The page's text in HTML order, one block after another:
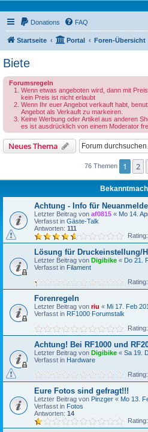
Donations FAQ
Startseite Portal Foren-Übersicht
Biete
Forumsregeln
Wenn etwas angeboten wird, dann mit
kein Preis ist nicht erlaubt
Wenn Ihr euer Angebot verkauft habt,
Angebot als Verkauft zu markeiren.
Keine Werbung oder Artikel aus anderen
es ist ausdrücklich von einem Moderator
Neues Thema
76 Themen 1 2
Achtung - Info für
Letzter Beitrag von af0815 « Mo 14.
Verfasst in Gäste-Talk
Antworten: 111
Lösung für Druckeinstellung/
Letzter Beitrag von Digibike « Do 21.
Verfasst in Filament
Forenregeln
Letzter Beitrag von riu « Mi 17. Feb
Verfasst in RF1000 Forumstalk
Achtung! Bei RF1000 und
Letzter Beitrag von Digibike « Sa 19.
Verfasst in Hardware
Eure Fotos sind gefragt!!!
Letzter Beitrag von Pinzger « Mo 13.
Verfasst in Fotos
Antworten: 14